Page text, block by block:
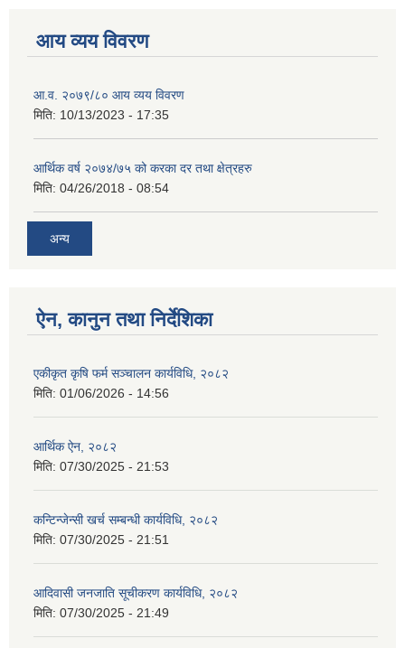
आय व्यय विवरण
आ.व. २०७९/८० आय व्यय विवरण
मिति: 10/13/2023 - 17:35
आर्थिक वर्ष २०७४/७५ को करका दर तथा क्षेत्रहरु
मिति: 04/26/2018 - 08:54
अन्य
ऐन, कानुन तथा निर्देशिका
एकीकृत कृषि फर्म सञ्चालन कार्यविधि, २०८२
मिति: 01/06/2026 - 14:56
आर्थिक ऐन, २०८२
मिति: 07/30/2025 - 21:53
कन्टिन्जेन्सी खर्च सम्बन्धी कार्यविधि, २०८२
मिति: 07/30/2025 - 21:51
आदिवासी जनजाति सूचीकरण कार्यविधि, २०८२
मिति: 07/30/2025 - 21:49